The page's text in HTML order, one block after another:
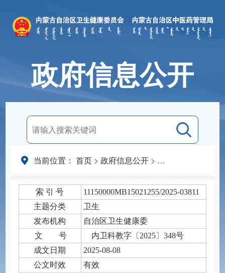
政府信息公开
当前位置： 首页> 政府信息公开> 法定主动公开内容
索 引 号
11150000MB15021255/2025-03811
主题分类
卫生
发布机构
自治区卫生健康委
文 号
内卫科教字〔2025〕348号
成文日期
2025-08-08
公文时效
有效